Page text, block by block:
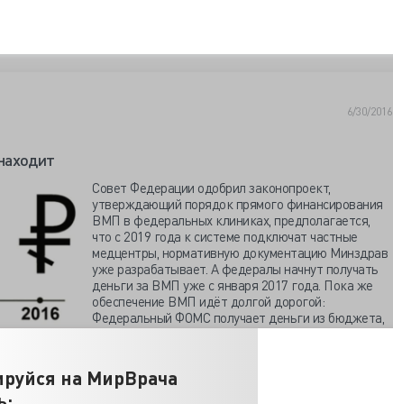
на МирВрача
6/30/2016
Совет Федерации одобрил законопроект,
утверждающий порядок прямого финансирования
ВМП в федеральных клиниках, предполагается,
что с 2019 года к системе подключат частные
медцентры, нормативную документацию Минздрав
уже разрабатывает. А федералы начнут получать
деньги за ВМП уже с января 2017 года. Пока же
обеспечение ВМП идёт долгой дорогой:
Федеральный ФОМС получает деньги из бюджета,
затем направляет средства на определённую
деньги распределяются между ведающими медицинскими
и Минздравом, который даёт субсидии на ВМП регионам.
предполагает, что средства на не включенную в базовую